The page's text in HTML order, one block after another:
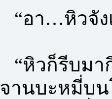
“อา…หิวจัง
“หิวก็รีบมา
จานบะหมี่บน